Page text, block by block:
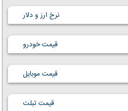
نرخ ارز و دلار
قیمت خودرو
قیمت موبایل
قیمت تبلت